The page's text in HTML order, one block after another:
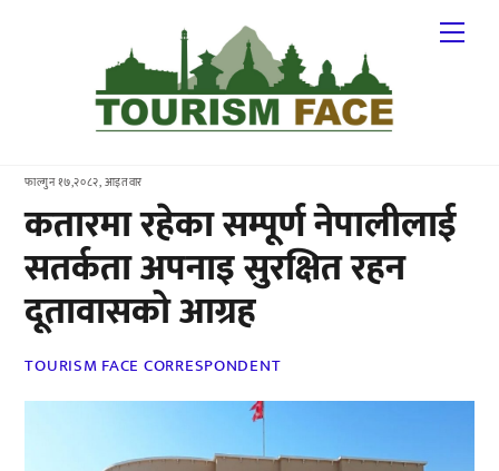
फाल्गुन १७,२०८२, आइतवार
कतारमा रहेका सम्पूर्ण नेपालीलाई
सतर्कता अपनाइ सुरक्षित रहन
दूतावासको आग्रह
TOURISM FACE CORRESPONDENT